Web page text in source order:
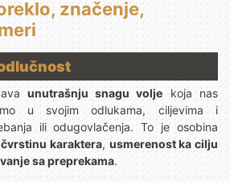
značenje,
unutrašnju snagu voljekoja nas
u svojim odlukama, ciljevima i
ili odugovlačenja. To je osobina
čvrstinu karaktera, usmerenost ka cilju
sa preprekama.